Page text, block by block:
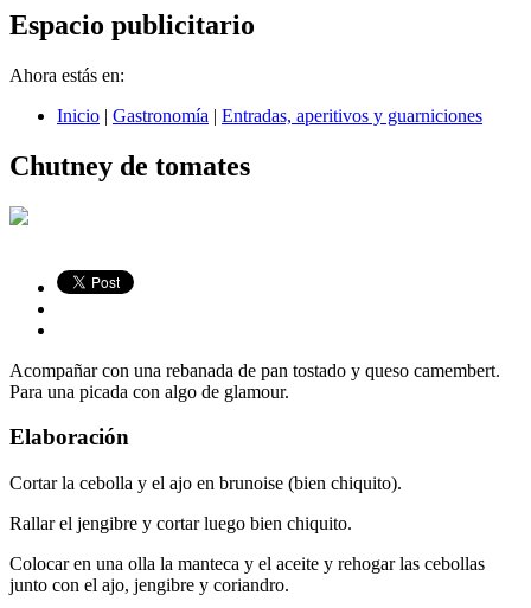
Espacio publicitario
Ahora estás en:
Inicio | Gastronomía | Entradas, aperitivos y guarniciones
Chutney de tomates
Acompañar con una rebanada de pan tostado y queso camembert.
Para una picada con algo de glamour.
Elaboración
Cortar la cebolla y el ajo en brunoise (bien chiquito).
Rallar el jengibre y cortar luego bien chiquito.
Colocar en una olla la manteca y el aceite y rehogar las cebollas
junto con el ajo, jengibre y coriandro.